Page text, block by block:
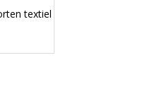
textiel